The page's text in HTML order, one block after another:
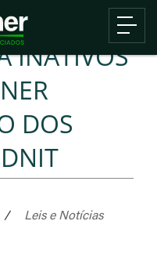
INATIVOS
DOS
/
Leis e Notícias